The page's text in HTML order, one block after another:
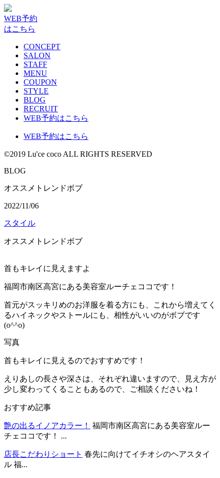
WEB予約
はこちら
CONCEPT
SALON
STAFF
MENU
COUPON
STYLE
BLOG
RECRUIT
WEB予約はこちら
WEB予約はこちら
©2019 Lu'ce coco ALL RIGHTS RESERVED
BLOG
オススメトレンドボブ
2022/11/06
スタイル
オススメトレンドボブ
首もキレイに見えますよ
福岡市南区高宮にある美容室ルーチェココです！
首元がスッキリめのお洋服を着る方にも、これから増えてく
るハイネックやストールにも、相性がいいのがボブです
(o^^o)
写真
首もキレイに見えるのでおすすめです！
えりあしの長さや深さは、それぞれ違いますので、見え方が
少し変わってくることもあるので、ご相談くださいね！
おすすめ記事
艶の出るイノアカラー！
福岡市南区高宮にある美容室ルー
チェココです！ ...
店長こだわりショート 春先に向けてイチオシのヘアスタイ
ル 福...